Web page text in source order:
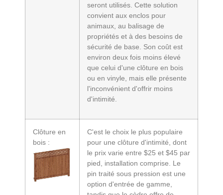
seront utilisés. Cette solution
convient aux enclos pour
animaux, au balisage de
propriétés et à des besoins de
sécurité de base. Son coût est
environ deux fois moins élevé
que celui d'une clôture en bois
ou en vinyle, mais elle présente
l'inconvénient d'offrir moins
d'intimité.
Clôture en
bois :
C'est le choix le plus populaire
pour une clôture d'intimité, dont
le prix varie entre $25 et $45 par
pied, installation comprise. Le
pin traité sous pression est une
option d'entrée de gamme,